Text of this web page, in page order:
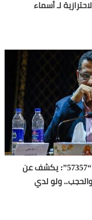
لـ أسماء
فيديو| البلشي عن قرار وقف النشر حول “57357”: يكشف عن
والحجب.. ولو لدي